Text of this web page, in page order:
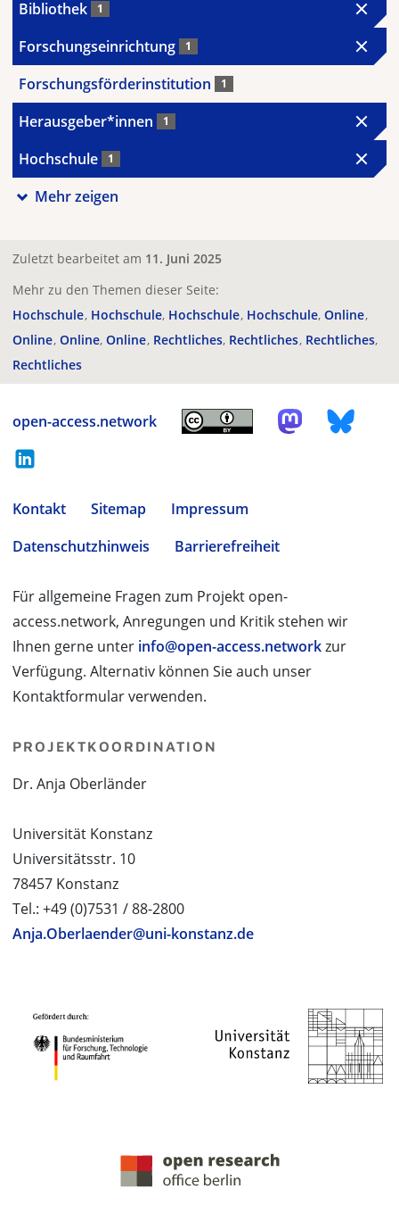
Bibliothek 1
Forschungseinrichtung 1
Forschungsförderinstitution 1
Herausgeber*innen 1
Hochschule 1
Mehr zeigen
Zuletzt bearbeitet am 11. Juni 2025
Mehr zu den Themen dieser Seite:
Hochschule Hochschule Hochschule Hochschule Online
Online Online Online Rechtliches Rechtliches Rechtliches
Rechtliches
open-access.network
Kontakt Sitemap
Impressum
Datenschutzhinweis
Barrierefreiheit
Für allgemeine Fragen zum Projekt open-
access.network, Anregungen und Kritik stehen wir
Ihnen gerne unter info@open-access.networkzur
Verfügung. Alternativ können Sie auch unser
Kontaktformular verwenden.
PROJEKTKOORDINATION
Dr. Anja Oberländer
Universität Konstanz
Universitätsstr. 10
78457 Konstanz
Tel.: +49 (0)7531 / 88-2800
Anja.Oberlaender@uni-konstanz.de